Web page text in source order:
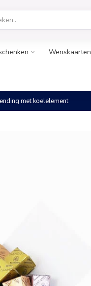
Wenskaarten
met koelelement